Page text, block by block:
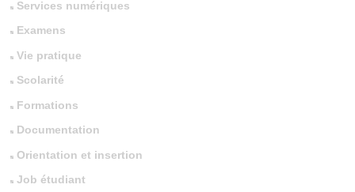
Services numériques
Examens
Vie pratique
Scolarité
Formations
Documentation
Orientation et insertion
Job étudiant